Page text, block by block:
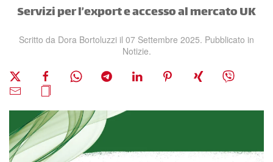
Servizi per l’export e accesso al mercato UK
Scritto da Dora Bortoluzzi il 07 Settembre 2025. Pubblicato in
Notizie.